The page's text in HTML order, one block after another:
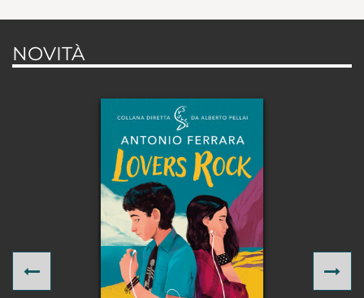
NOVITÀ
Previous